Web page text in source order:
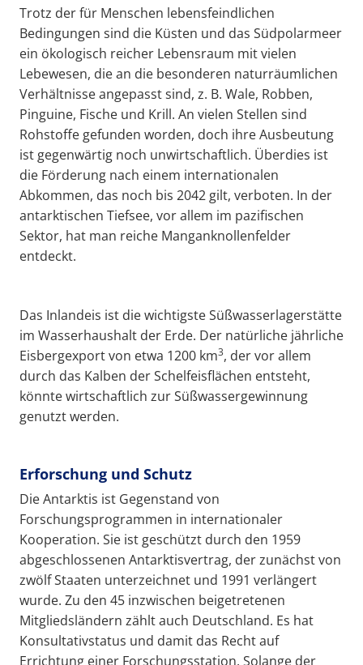
Trotz der für Menschen lebensfeindlichen
Bedingungen sind die Küsten und das Südpolarmeer
ein ökologisch reicher Lebensraum mit vielen
Lebewesen, die an die besonderen naturräumlichen
Verhältnisse angepasst sind, z. B. Wale, Robben,
Pinguine, Fische und Krill. An vielen Stellen sind
Rohstoffe gefunden worden, doch ihre Ausbeutung
ist gegenwärtig noch unwirtschaftlich. Überdies ist
die Förderung nach einem internationalen
Abkommen, das noch bis 2042 gilt, verboten. In der
antarktischen Tiefsee, vor allem im pazifischen
Sektor, hat man reiche Manganknollenfelder
entdeckt.
Das Inlandeis ist die wichtigste Süßwasserlagerstätte
im Wasserhaushalt der Erde. Der natürliche jährliche
Eisbergexport von etwa 1200 km3, der vor allem
durch das Kalben der Schelfeisflächen entsteht,
könnte wirtschaftlich zur Süßwassergewinnung
genutzt werden.
Erforschung und Schutz
Die Antarktis ist Gegenstand von
Forschungsprogrammen in internationaler
Kooperation. Sie ist geschützt durch den 1959
abgeschlossenen Antarktisvertrag, der zunächst von
zwölf Staaten unterzeichnet und 1991 verlängert
wurde. Zu den 45 inzwischen beigetretenen
Mitgliedsländern zählt auch Deutschland. Es hat
Konsultativstatus und damit das Recht auf
Errichtung einer Forschungsstation. Solange der